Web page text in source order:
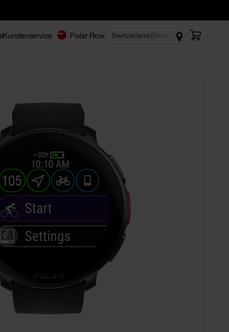
Kundenservice Polar Flow